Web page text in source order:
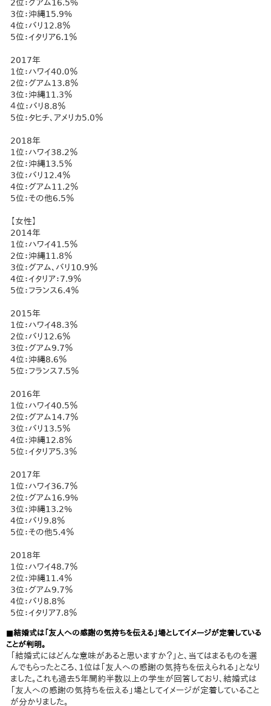
2位：グアム16.5%
3位：沖縄15.9%
4位：バリ12.8％
5位：イタリア6.1％
2017年
1位：ハワイ40.0％
2位：グアム13.8％
3位：沖縄11.3％
４位：バリ8.8％
5位：タヒチ、アメリカ5.0％
2018年
1位：ハワイ38.2％
2位：沖縄13.5％
3位：バリ12.4％
4位：グアム11.2％
5位：その他6.5％
【女性】
2014年
1位：ハワイ41.5％
2位：沖縄11.8％
3位：グアム、バリ10.9％
4位：イタリア：7.9％
5位：フランス6.4％
2015年
1位：ハワイ48.3％
2位：バリ12.6％
3位：グアム9.7％
4位：沖縄8.6％
5位：フランス7.5％
2016年
1位：ハワイ40.5％
2位：グアム14.7％
3位：バリ13.5％
4位：沖縄12.8％
5位：イタリア5.3％
2017年
1位：ハワイ36.7％
2位：グアム16.9%
3位：沖縄13.2%
4位：バリ9.8％
5位：その他5.4％
2018年
1位：ハワイ48.7％
2位：沖縄11.4％
3位：グアム9.7％
4位：バリ8.8％
5位：イタリア7.8％
■結婚式は「友人への感謝の気持ちを伝える」場としてイメージが定着している
ことが判明。
「結婚式にはどんな意味があると思いますか？」と、当てはまるものを選
んでもらったところ、1位は「友人への感謝の気持ちを伝えられる」となり
ました。これも過去5年間約半数以上の学生が回答しており、結婚式は
「友人への感謝の気持ちを伝える」場としてイメージが定着していること
が分かりました。